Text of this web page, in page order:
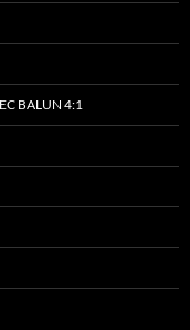
BALUN 4:1